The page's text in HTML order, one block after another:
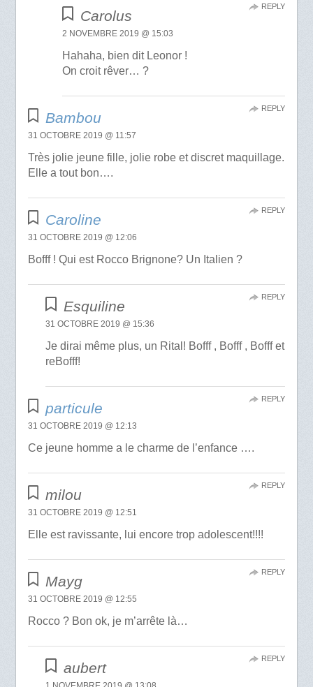
Carolus
2 NOVEMBRE 2019 @ 15:03
Hahaha, bien dit Leonor !
On croit rêver… ?
REPLY
Bambou
31 OCTOBRE 2019 @ 11:57
Très jolie jeune fille, jolie robe et discret maquillage.
Elle a tout bon….
REPLY
Caroline
31 OCTOBRE 2019 @ 12:06
Bofff ! Qui est Rocco Brignone? Un Italien ?
REPLY
Esquiline
31 OCTOBRE 2019 @ 15:36
Je dirai même plus, un Rital! Bofff , Bofff , Bofff et
reBofff!
REPLY
particule
31 OCTOBRE 2019 @ 12:13
Ce jeune homme a le charme de l’enfance ….
REPLY
milou
31 OCTOBRE 2019 @ 12:51
Elle est ravissante, lui encore trop adolescent!!!!
REPLY
Mayg
31 OCTOBRE 2019 @ 12:55
Rocco ? Bon ok, je m’arrête là…
REPLY
aubert
REPLY